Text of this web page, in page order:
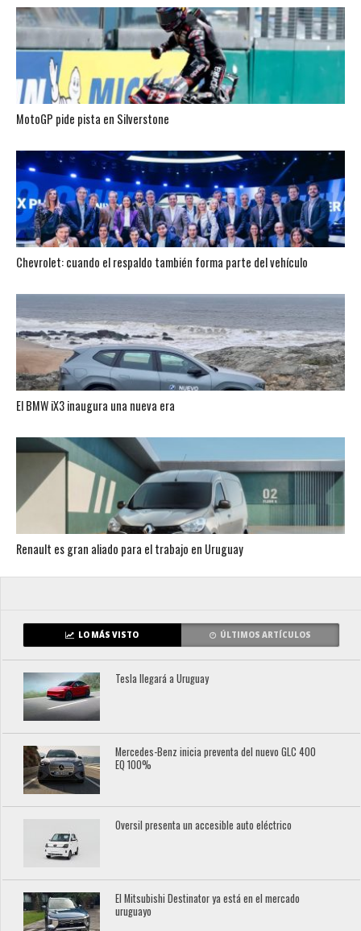
MotoGP pide pista en Silverstone
Chevrolet: cuando el respaldo también forma parte del vehículo
El BMW iX3 inaugura una nueva era
Renault es gran aliado para el trabajo en Uruguay
LO MÁS VISTO ÚLTIMOS ARTÍCULOS
Tesla llegará a Uruguay
Mercedes-Benz inicia preventa del nuevo GLC 400
EQ 100%
Oversil presenta un accesible auto eléctrico
El Mitsubishi Destinator ya está en el mercado
uruguayo